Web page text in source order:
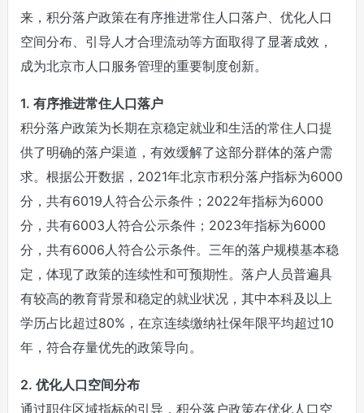
来，积分落户政策在有序推进常住人口落户、优化人口
空间分布、引导人才合理流动等方面取得了显著成效，
成为北京市人口服务管理的重要制度创新。
1. 有序推进常住人口落户
积分落户政策为长期在京稳定就业和生活的常住人口提
供了明确的落户渠道，有效缓解了这部分群体的落户需
求。根据公开数据，2021年北京市积分落户指标为6000
分，共有6019人符合公示条件；2022年指标为6000
分，共有6003人符合公示条件；2023年指标为6000
分，共有6006人符合公示条件。三年的落户规模基本稳
定，体现了政策的连续性和可预期性。落户人员普遍具
有较高的教育背景和稳定的就业状况，其中本科及以上
学历占比超过80%，在京连续缴纳社保年限平均超过10
年，符合存量优先的政策导向。
2. 优化人口空间分布
通过职住区域指标的引导，积分落户政策在优化人口空